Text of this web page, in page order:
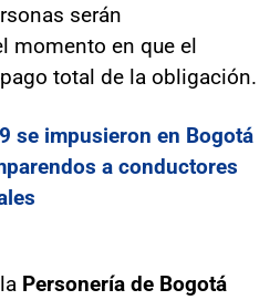
serán
momento en que el
total de la obligación.
se impusieron en Bogotá
a conductores
Personería de Bogotá